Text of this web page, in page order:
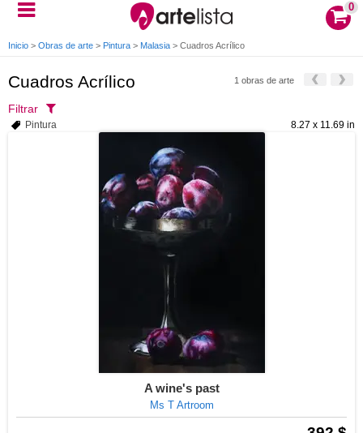
0
Inicio > Obras de arte > Pintura > Malasia > Cuadros Acrílico
Cuadros Acrílico 1 obras de arte
Filtrar
8.27 x 11.69 in
Pintura
A wine's past
Ms T Artroom